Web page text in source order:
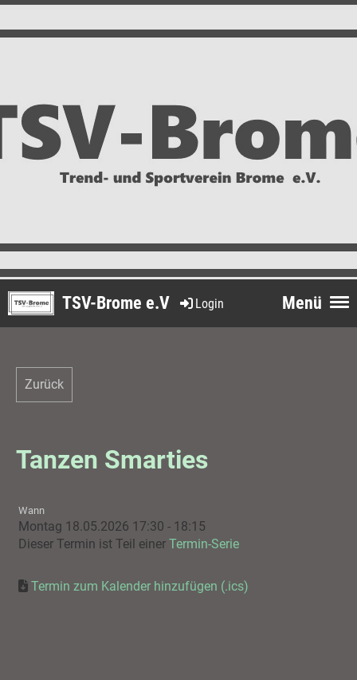
Menü
Login
TSV-Brome e.V
Zurück
Tanzen Smarties
Wann
Montag 18.05.2026 17:30 - 18:15
Dieser Termin ist Teil einer Termin-Serie
Termin zum Kalender hinzufügen (.ics)